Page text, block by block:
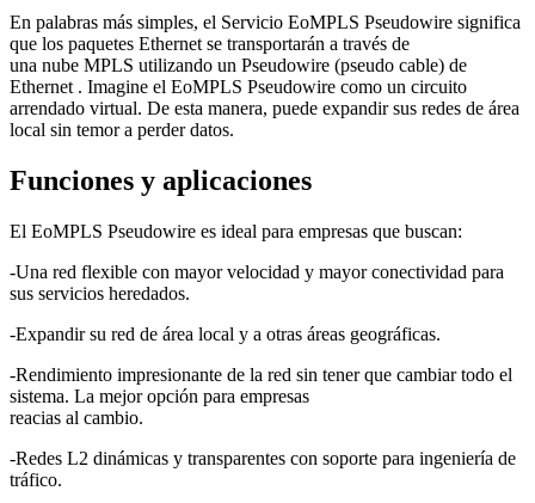
En palabras más simples, el Servicio EoMPLS Pseudowire significa
que los paquetes Ethernet se transportarán a través de
una nube MPLS utilizando un Pseudowire (pseudo cable) de
Ethernet . Imagine el EoMPLS Pseudowire como un circuito
arrendado virtual. De esta manera, puede expandir sus redes de área
local sin temor a perder datos.
Funciones y aplicaciones
El EoMPLS Pseudowire es ideal para empresas que buscan:
-Una red flexible con mayor velocidad y mayor conectividad para
sus servicios heredados.
-Expandir su red de área local y a otras áreas geográficas.
-Rendimiento impresionante de la red sin tener que cambiar todo el
sistema. La mejor opción para empresas
reacias al cambio.
-Redes L2 dinámicas y transparentes con soporte para ingeniería de
tráfico.